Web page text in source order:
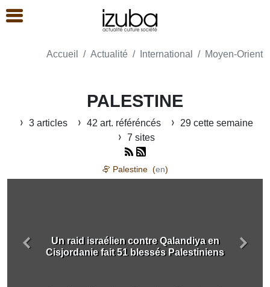
Accueil Actualité International Moyen-Orient
PALESTINE
3 articles 42 art. référéncés
29 cette semaine
7 sites
Palestine (en)
Un raid israélien contre Qalandiya en
Cisjordanie fait 51 blessés Palestiniens
Précédent